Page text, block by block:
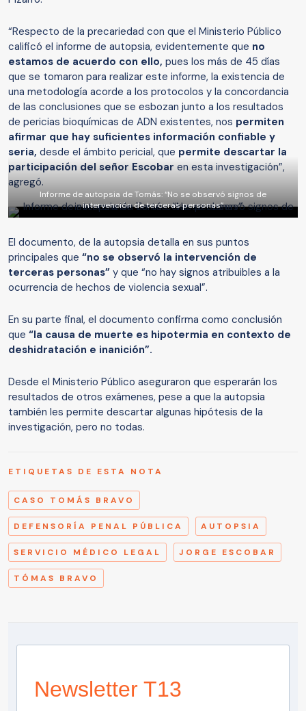
“Respecto de la precariedad con que el Ministerio Público
calificó el informe de autopsia, evidentemente que no
estamos de acuerdo con ello, pues los más de 45 días
que se tomaron para realizar este informe, la existencia de
una metodología acorde a los protocolos y la concordancia
de las conclusiones que se esbozan junto a los resultados
de pericias bioquímicas de ADN existentes, nos permiten
afirmar que hay suficientes información confiable y
seria, desde el ámbito pericial, que permite descartar la
participación del señor Escobar en esta investigación”,
agregó.
Informe de autopsia de Tomás: “No se observó signos de
intervención de terceras personas”
El documento, de la autopsia detalla en sus puntos
principales que “no se observó la intervención de
terceras personas” y que “no hay signos atribuibles a la
ocurrencia de hechos de violencia sexual”.
En su parte final, el documento confirma como conclusión
que “la causa de muerte es hipotermia en contexto de
deshidratación e inanición”.
Desde el Ministerio Público aseguraron que esperarán los
resultados de otros exámenes, pese a que la autopsia
también les permite descartar algunas hipótesis de la
investigación, pero no todas.
ETIQUETAS DE ESTA NOTA
CASO TOMÁS BRAVO
DEFENSORÍA PENAL PÚBLICA AUTOPSIA
SERVICIO MÉDICO LEGAL JORGE ESCOBAR
TÓMAS BRAVO
Newsletter T13